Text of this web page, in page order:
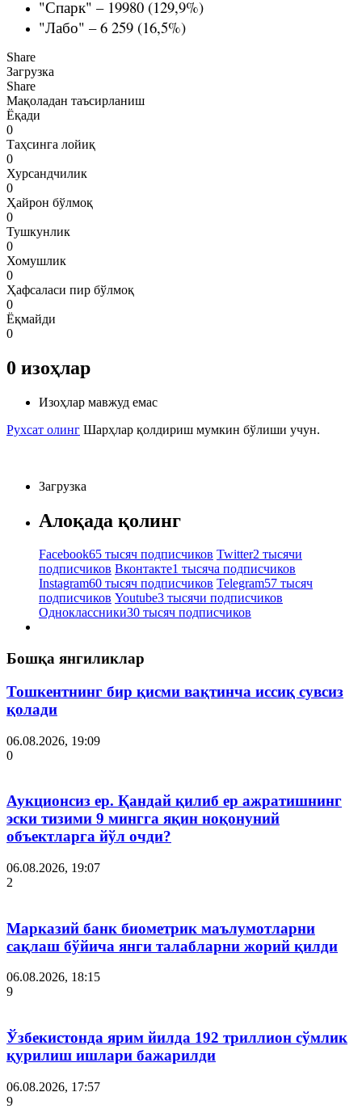
"Спарк" – 19980 (129,9%)
"Лабо" – 6 259 (16,5%)
Share
Загрузка
Share
Мақоладан таъсирланиш
Ёқади
0
Таҳсинга лойиқ
0
Хурсандчилик
0
Ҳайрон бўлмоқ
0
Тушкунлик
0
Хомушлик
0
Ҳафсаласи пир бўлмоқ
0
Ёқмайди
0
0 изоҳлар
Изоҳлар мавжуд емас
Рухсат олинг Шарҳлар қолдириш мумкин бўлиши учун.
Загрузка
Алоқада қолинг
Facebook65 тысяч подписчиков Twitter2 тысячи
подписчиков Вконтакте1 тысяча подписчиков
Instagram60 тысяч подписчиков Telegram57 тысяч
подписчиков Youtube3 тысячи подписчиков
Одноклассники30 тысяч подписчиков
Бошқа янгиликлар
Тошкентнинг бир қисми вақтинча иссиқ сувсиз
қолади
06.08.2026, 19:09
0
Аукционсиз ер. Қандай қилиб ер ажратишнинг
эски тизими 9 мингга яқин ноқонуний
объектларга йўл очди?
06.08.2026, 19:07
2
Марказий банк биометрик маълумотларни
сақлаш бўйича янги талабларни жорий қилди
06.08.2026, 18:15
9
Ўзбекистонда ярим йилда 192 триллион сўмлик
қурилиш ишлари бажарилди
06.08.2026, 17:57
9